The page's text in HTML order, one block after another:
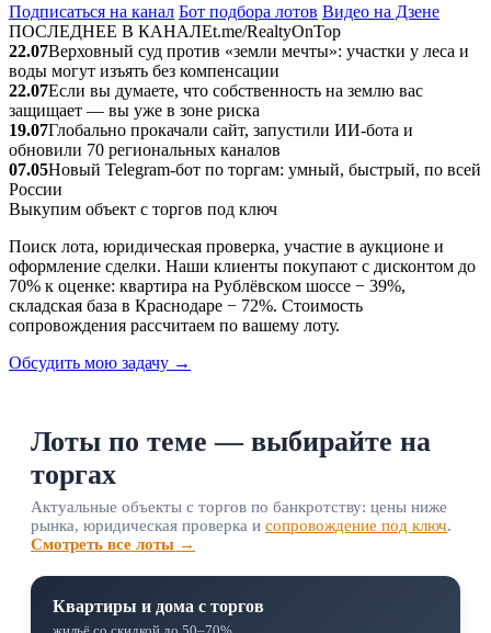
Подписаться на канал Бот подбора лотов Видео на Дзене
ПОСЛЕДНЕЕ В КАНАЛЕt.me/RealtyOnTop
22.07Верховный суд против «земли мечты»: участки у леса и
воды могут изъять без компенсации
22.07Если вы думаете, что собственность на землю вас
защищает — вы уже в зоне риска
19.07Глобально прокачали сайт, запустили ИИ‑бота и
обновили 70 региональных каналов
07.05Новый Telegram‑бот по торгам: умный, быстрый, по всей
России
Выкупим объект с торгов под ключ
Поиск лота, юридическая проверка, участие в аукционе и
оформление сделки. Наши клиенты покупают с дисконтом до
70% к оценке: квартира на Рублёвском шоссе − 39%,
складская база в Краснодаре − 72%. Стоимость
сопровождения рассчитаем по вашему лоту.
Обсудить мою задачу →
Лоты по теме — выбирайте на
торгах
Актуальные объекты с торгов по банкротству: цены ниже
рынка, юридическая проверка и сопровождение под ключ.
Смотреть все лоты →
Квартиры и дома с торгов